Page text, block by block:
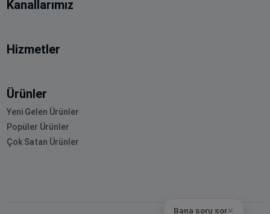
Bana soru sor✕
Kanallarımız
Hizmetler
Ürünler
Yeni Gelen Ürünler
Popüler Ürünler
Çok Satan Ürünler